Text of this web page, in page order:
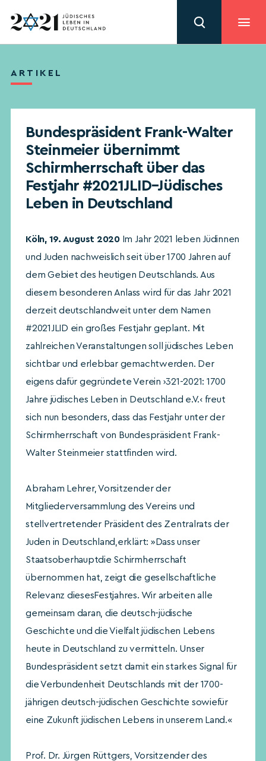
ARTIKEL
Bundespräsident Frank-Walter
Steinmeier übernimmt
Schirmherrschaft über das
Festjahr #2021JLID–Jüdisches
Leben in Deutschland
Köln, 19. August 2020Im Jahr 2021 leben Jüdinnen
und Juden nachweislich seit über 1700 Jahren auf
dem Gebiet des heutigen Deutschlands. Aus
diesem besonderen Anlass wird für das Jahr 2021
derzeit deutschlandweit unter dem Namen
#2021JLID ein großes Festjahr geplant. Mit
zahlreichen Veranstaltungen soll jüdisches Leben
sichtbar und erlebbar gemachtwerden. Der
eigens dafür gegründete Verein ›321-2021: 1700
Jahre jüdisches Leben in Deutschland e.V.‹ freut
sich nun besonders, dass das Festjahr unter der
Schirmherrschaft von Bundespräsident Frank-
Walter Steinmeier stattfinden wird.
Abraham Lehrer, Vorsitzender der
Mitgliederversammlung des Vereins und
stellvertretender Präsident des Zentralrats der
Juden in Deutschland,erklärt: »Dass unser
Staatsoberhauptdie Schirmherrschaft
übernommen hat, zeigt die gesellschaftliche
Relevanz diesesFestjahres. Wir arbeiten alle
gemeinsam daran, die deutsch-jüdische
Geschichte und die Vielfalt jüdischen Lebens
heute in Deutschland zu vermitteln. Unser
Bundespräsident setzt damit ein starkes Signal für
die Verbundenheit Deutschlands mit der 1700-
jährigen deutsch-jüdischen Geschichte sowiefür
eine Zukunft jüdischen Lebens in unserem Land.«
Prof. Dr. Jürgen Rüttgers, Vorsitzender des